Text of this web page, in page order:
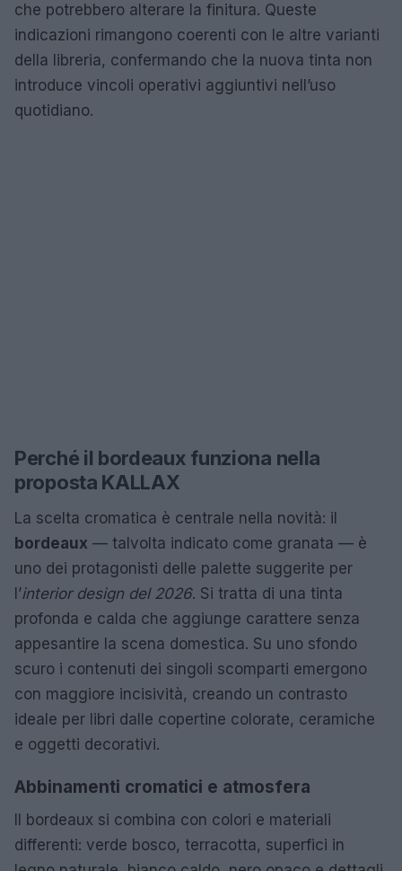
che potrebbero alterare la finitura. Queste
indicazioni rimangono coerenti con le altre varianti
della libreria, confermando che la nuova tinta non
introduce vincoli operativi aggiuntivi nell’uso
quotidiano.
Perché il bordeaux funziona nella
proposta KALLAX
La scelta cromatica è centrale nella novità: il
bordeaux — talvolta indicato come granata — è
uno dei protagonisti delle palette suggerite per
l’interior design del 2026. Si tratta di una tinta
profonda e calda che aggiunge carattere senza
appesantire la scena domestica. Su uno sfondo
scuro i contenuti dei singoli scomparti emergono
con maggiore incisività, creando un contrasto
ideale per libri dalle copertine colorate, ceramiche
e oggetti decorativi.
Abbinamenti cromatici e atmosfera
Il bordeaux si combina con colori e materiali
differenti: verde bosco, terracotta, superfici in